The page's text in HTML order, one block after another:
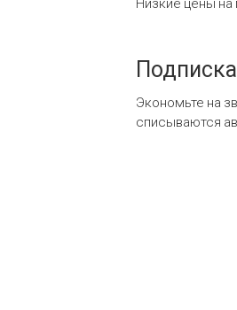
Экономьте на
списываются